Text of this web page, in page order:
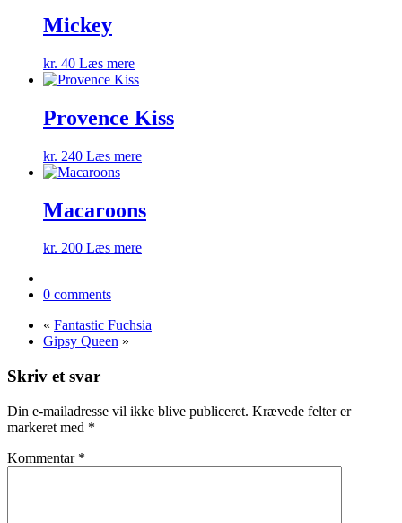
Mickey
kr. 40 Læs mere
Provence Kiss
kr. 240 Læs mere
Macaroons
kr. 200 Læs mere
0 comments
« Fantastic Fuchsia
Gipsy Queen »
Skriv et svar
Din e-mailadresse vil ikke blive publiceret. Krævede felter er
markeret med *
Kommentar *